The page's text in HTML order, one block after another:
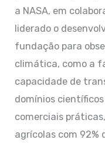
a NASA, em
liderado o
fundação para
climática, como a
capacidade de
domínios
comerciais
agrícolas com 92%